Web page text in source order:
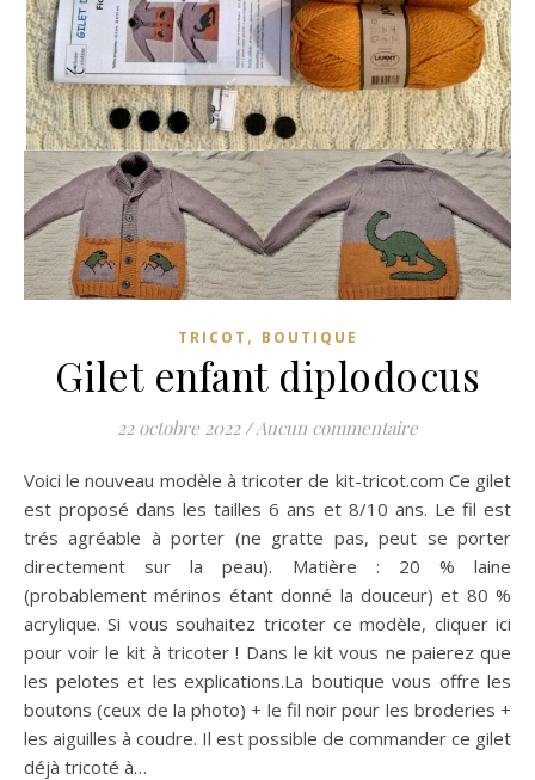
TRICOT , BOUTIQUE
Gilet enfant diplodocus
22 octobre 2022 / Aucun commentaire
Voici le nouveau modèle à tricoter de kit-tricot.com Ce gilet
est proposé dans les tailles 6 ans et 8/10 ans. Le fil est
trés agréable à porter (ne gratte pas, peut se porter
directement sur la peau). Matière : 20 % laine
(probablement mérinos étant donné la douceur) et 80 %
acrylique. Si vous souhaitez tricoter ce modèle, cliquer ici
pour voir le kit à tricoter ! Dans le kit vous ne paierez que
les pelotes et les explications.La boutique vous offre les
boutons (ceux de la photo) + le fil noir pour les broderies +
les aiguilles à coudre. Il est possible de commander ce gilet
déjà tricoté à…